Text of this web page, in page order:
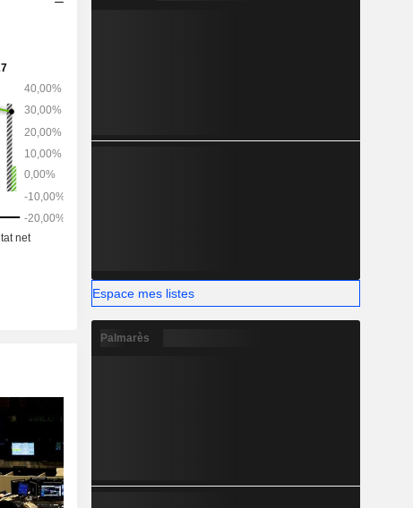
Espace mes listes
Palmarès